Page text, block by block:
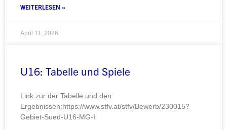
WEITERLESEN »
April 11, 2026
U16: Tabelle und Spiele
Link zur der Tabelle und den
Ergebnissen:https://www.stfv.at/stfv/Bewerb/230015?
Gebiet-Sued-U16-MG-I